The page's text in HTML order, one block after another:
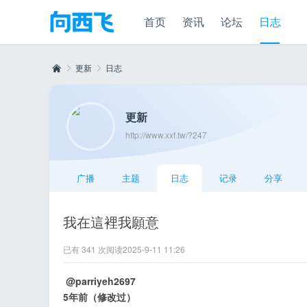
首页 资讯 论坛 日志
更新 日志
更新
http://www.xxf.tw/?247
广播 主题 日志 记录 分享
我在這裡我願意
已有 341 次阅读2025-9-11 11:26
@parriyeh2697
5年前（修改过）